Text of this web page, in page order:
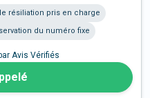
résiliation pris en charge
du numéro fixe
Avis Vérifiés